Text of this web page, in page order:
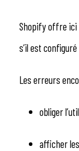
Shopify offre ici
s’il est
Les erreurs
obliger
afficher